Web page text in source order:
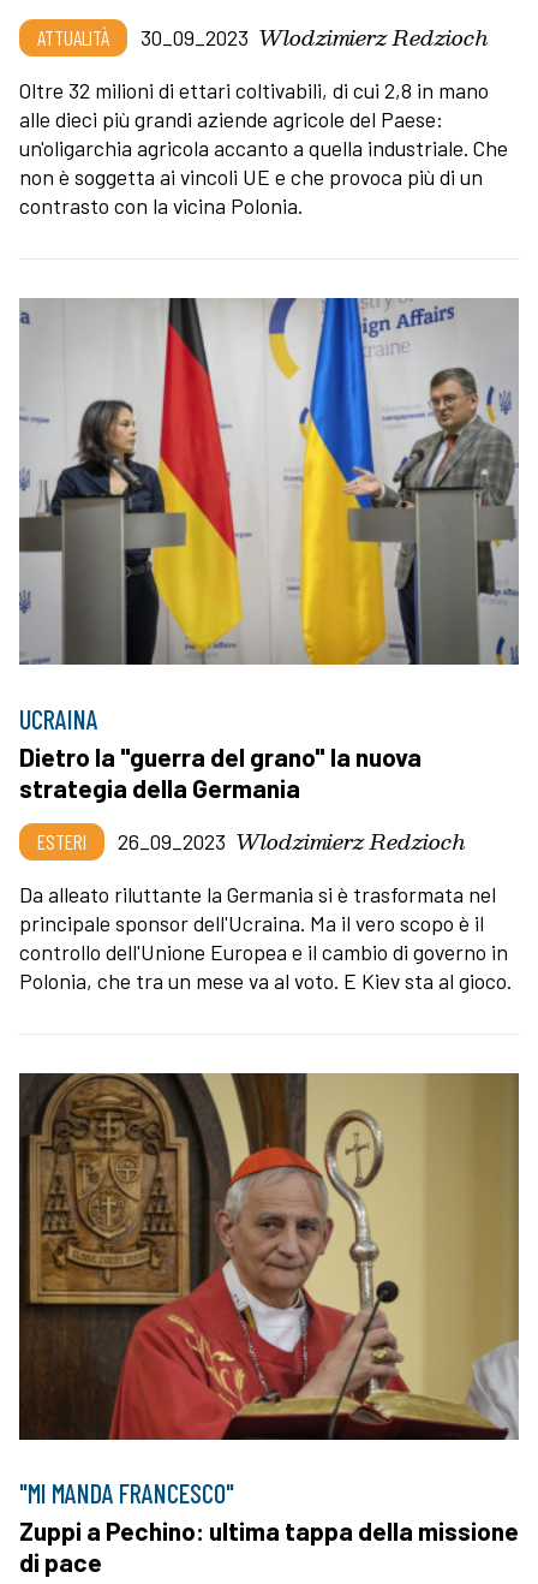
ATTUALITÀ 30_09_2023 Wlodzimierz Redzioch
Oltre 32 milioni di ettari coltivabili, di cui 2,8 in mano
alle dieci più grandi aziende agricole del Paese:
un'oligarchia agricola accanto a quella industriale. Che
non è soggetta ai vincoli UE e che provoca più di un
contrasto con la vicina Polonia.
UCRAINA
Dietro la "guerra del grano" la nuova
strategia della Germania
ESTERI 26_09_2023 Wlodzimierz Redzioch
Da alleato riluttante la Germania si è trasformata nel
principale sponsor dell'Ucraina. Ma il vero scopo è il
controllo dell'Unione Europea e il cambio di governo in
Polonia, che tra un mese va al voto. E Kiev sta al gioco.
"MI MANDA FRANCESCO"
Zuppi a Pechino: ultima tappa della missione
di pace